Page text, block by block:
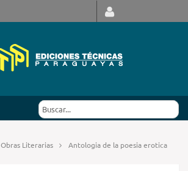
Obras Literarias Antologia de la poesia erotica